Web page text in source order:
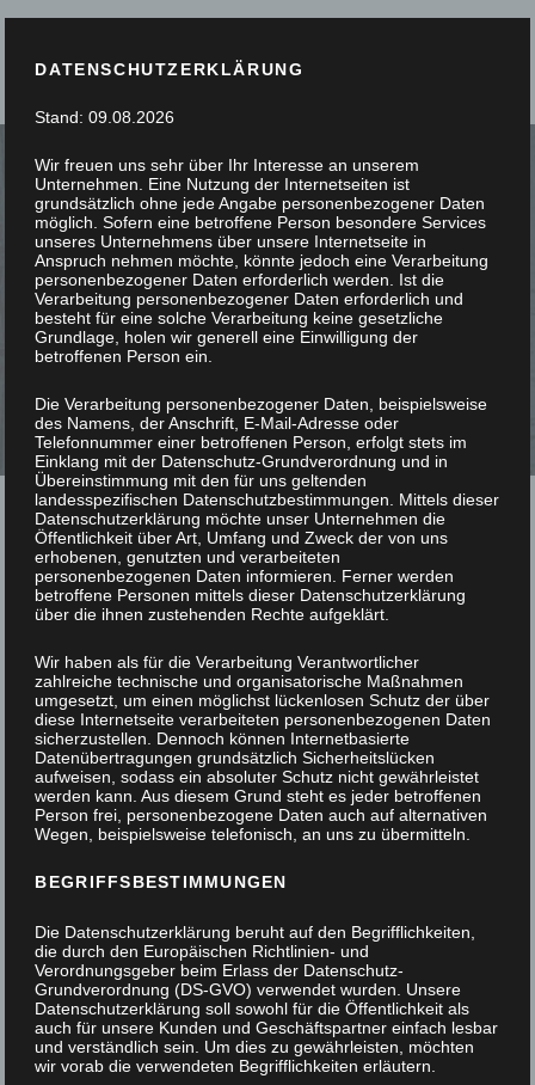
SIE STÖBERN, WIR
SCHREINERN
Stauschrank unter einer Treppe
DATENSCHUTZERKLÄRUNG
Stand: 09.08.2026
Wir freuen uns sehr über Ihr Interesse an unserem
Unternehmen. Eine Nutzung der Internetseiten ist
grundsätzlich ohne jede Angabe personenbezogener Daten
möglich. Sofern eine betroffene Person besondere Services
unseres Unternehmens über unsere Internetseite in
Anspruch nehmen möchte, könnte jedoch eine Verarbeitung
personenbezogener Daten erforderlich werden. Ist die
Verarbeitung personenbezogener Daten erforderlich und
besteht für eine solche Verarbeitung keine gesetzliche
Grundlage, holen wir generell eine Einwilligung der
betroffenen Person ein.
Die Verarbeitung personenbezogener Daten, beispielsweise
des Namens, der Anschrift, E-Mail-Adresse oder
Telefonnummer einer betroffenen Person, erfolgt stets im
Einklang mit der Datenschutz-Grundverordnung und in
Übereinstimmung mit den für uns geltenden
landesspezifischen Datenschutzbestimmungen. Mittels dieser
Datenschutzerklärung möchte unser Unternehmen die
Öffentlichkeit über Art, Umfang und Zweck der von uns
erhobenen, genutzten und verarbeiteten
personenbezogenen Daten informieren. Ferner werden
betroffene Personen mittels dieser Datenschutzerklärung
über die ihnen zustehenden Rechte aufgeklärt.
Wir haben als für die Verarbeitung Verantwortlicher
zahlreiche technische und organisatorische Maßnahmen
umgesetzt, um einen möglichst lückenlosen Schutz der über
diese Internetseite verarbeiteten personenbezogenen Daten
sicherzustellen. Dennoch können Internetbasierte
Datenübertragungen grundsätzlich Sicherheitslücken
aufweisen, sodass ein absoluter Schutz nicht gewährleistet
werden kann. Aus diesem Grund steht es jeder betroffenen
Person frei, personenbezogene Daten auch auf alternativen
Wegen, beispielsweise telefonisch, an uns zu übermitteln.
BEGRIFFSBESTIMMUNGEN
Die Datenschutzerklärung beruht auf den Begrifflichkeiten,
die durch den Europäischen Richtlinien- und
Verordnungsgeber beim Erlass der Datenschutz-
Grundverordnung (DS-GVO) verwendet wurden. Unsere
Datenschutzerklärung soll sowohl für die Öffentlichkeit als
auch für unsere Kunden und Geschäftspartner einfach lesbar
und verständlich sein. Um dies zu gewährleisten, möchten
wir vorab die verwendeten Begrifflichkeiten erläutern.